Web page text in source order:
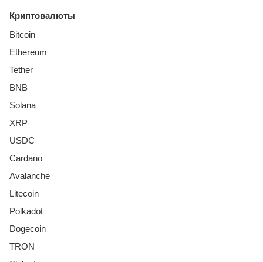
Криптовалюты
Bitcoin
Ethereum
Tether
BNB
Solana
XRP
USDC
Cardano
Avalanche
Litecoin
Polkadot
Dogecoin
TRON